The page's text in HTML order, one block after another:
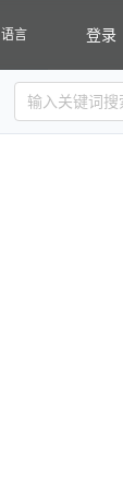
语言 登录